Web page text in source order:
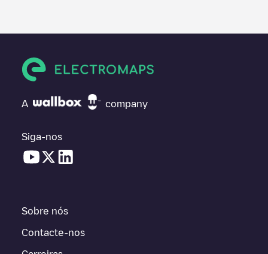
A company
Siga-nos
Sobre nós
Contacte-nos